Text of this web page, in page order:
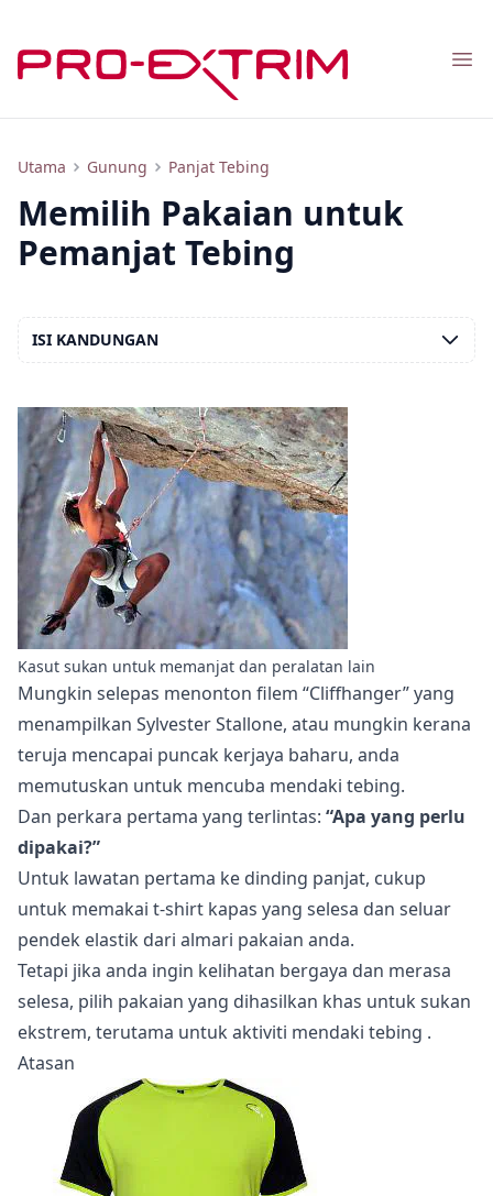
Utama Gunung Panjat Tebing
Pakaian dan Kasut untuk Mendaki Tebing: Cara Memilih Kasut Mendaki, Topi Keledar, Pakaian Pemanjat, Gambar
Memilih Pakaian untuk
Pemanjat Tebing
Kasut sukan untuk memanjat dan peralatan lain
Mungkin selepas menonton filem “Cliffhanger” yang
menampilkan Sylvester Stallone, atau mungkin kerana
teruja mencapai puncak kerjaya baharu, anda
memutuskan untuk mencuba mendaki tebing.
Dan perkara pertama yang terlintas: “Apa yang perlu
dipakai?”
Untuk lawatan pertama ke dinding panjat, cukup
untuk memakai t-shirt kapas yang selesa dan seluar
pendek elastik dari almari pakaian anda.
Tetapi jika anda ingin kelihatan bergaya dan merasa
selesa, pilih pakaian yang dihasilkan khas untuk sukan
ekstrem, terutama untuk aktiviti mendaki tebing .
Atasan
ISI KANDUNGAN